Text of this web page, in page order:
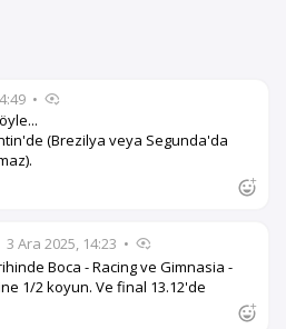
•
öyle...
(Brezilya veya Segunda'da
3 Ara 2025, 14:23 •
Boca - Racing ve Gimnasia -
1/2 koyun. Ve final 13.12'de